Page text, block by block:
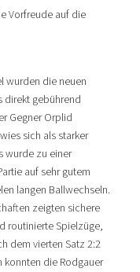
Vorfreude auf die
wurden die neuen
direkt gebührend
Gegner Orplid
sich als starker
wurde zu einer
auf sehr gutem
langen Ballwechseln.
zeigten sichere
routinierte Spielzüge,
dem vierten Satz 2:2
konnten die Rodgauer